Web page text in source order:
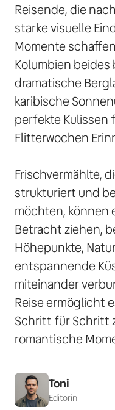
Reisende, die
starke visuelle
Momente
Kolumbien
dramatische
karibische
perfekte Kulissen
Flitterwochen
Frischvermählte,
strukturiert und
möchten, können
Betracht ziehen,
Höhepunkte,
entspannende
miteinander
Reise ermöglicht
Schritt für Schritt
romantische
Toni
Editorin